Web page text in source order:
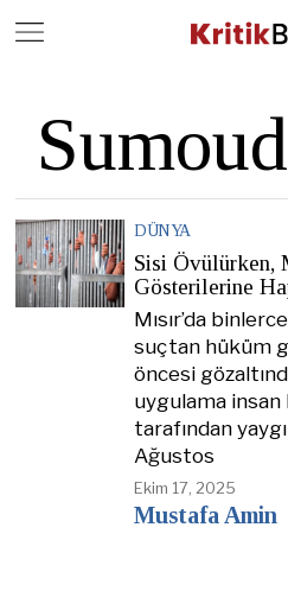
DÜNYA
Sisi Övülürken,
Gösterilerine
Mısır’da
suçtan hüküm
öncesi
uygulama insan
tarafından
Ağustos
Ekim 17, 2025
Mustafa Amin